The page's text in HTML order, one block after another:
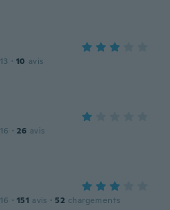
· 10 avis
· 26 avis
· 151 avis · 52 chargements